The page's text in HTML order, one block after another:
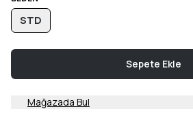
STD
Sepete Ekle
Mağazada Bul